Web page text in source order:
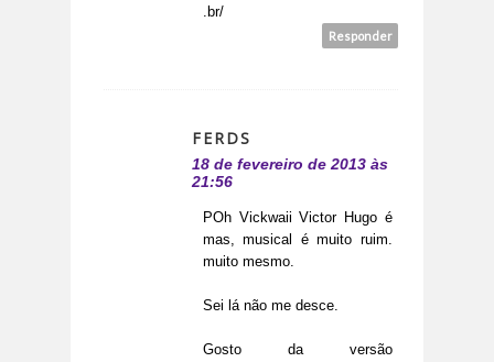
.br/
Responder
FERDS
18 de fevereiro de 2013 às
21:56
POh Vickwaii Victor Hugo é
mas, musical é muito ruim.
muito mesmo.
Sei lá não me desce.
Gosto da versão